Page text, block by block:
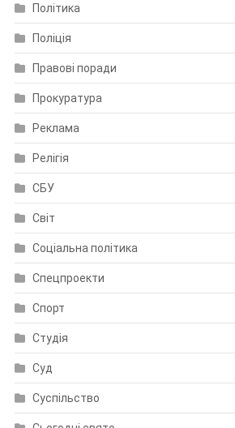
Політика
Поліція
Правові поради
Прокуратура
Реклама
Релігія
СБУ
Світ
Соціальна політика
Спецпроекти
Спорт
Студія
Суд
Суспільство